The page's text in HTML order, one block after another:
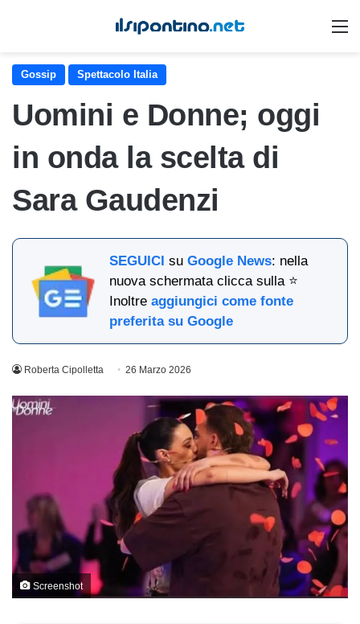
Gossip Spettacolo Italia
Uomini e Donne; oggi
in onda la scelta di
Sara Gaudenzi
SEGUICI suGoogle News: nella
nuova schermata clicca sulla ⭐
Inoltreaggiungici come fonte
preferita su Google
Roberta Cipolletta 26 Marzo 2026
Screenshot